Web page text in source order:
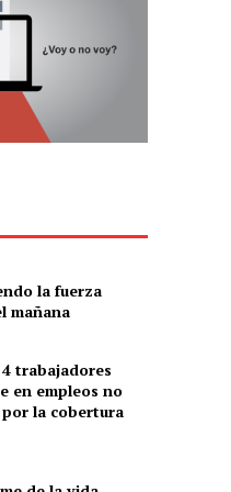
la fuerza
mañana
trabajadores
en empleos no
por la cobertura